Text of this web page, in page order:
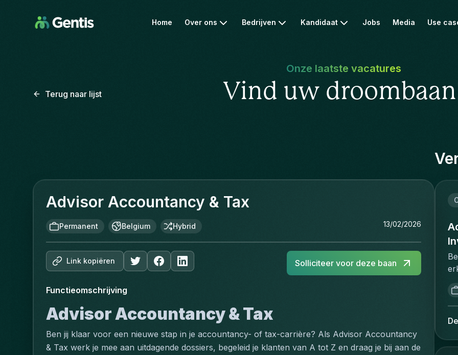
Home Over ons Bedrijven Kandidaat Jobs Media Use
Onze laatste vacatures
Vind uw
Terug naar lijst
Advisor Accountancy & Tax
Permanent Belgium Hybrid 13/02/2026
Link kopiëren Solliciteer voor deze baan
Functieomschrijving
Advisor Accountancy & Tax
Ben jij klaar voor een nieuwe stap in je accountancy- of tax-carrière? Als Advisor Accountancy
& Tax werk je mee aan uitdagende dossiers, begeleid je klanten van A tot Z en draag je bij aan de